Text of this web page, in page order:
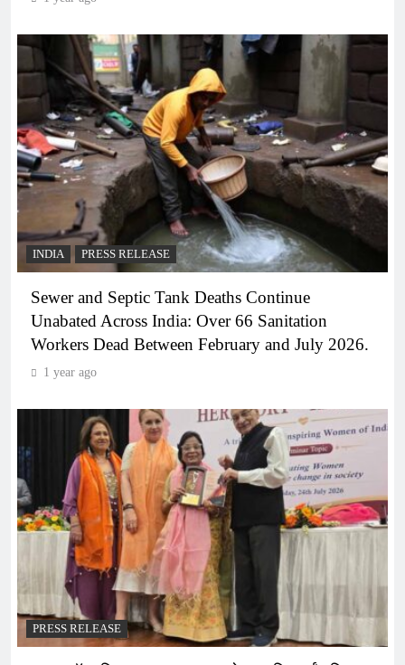
INDIA PRESS RELEASE
Sewer and Septic Tank Deaths Continue
Unabated Across India: Over 66 Sanitation
Workers Dead Between February and July 2026.
1 year ago
PRESS RELEASE